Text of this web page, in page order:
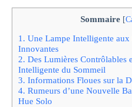
Sommaire [
1. Une Lampe Intelligente
Innovantes
2. Des Lumières Contrôlables
Intelligente du Sommeil
3. Informations Floues sur la
4. Rumeurs d’une Nouvelle
Hue Solo